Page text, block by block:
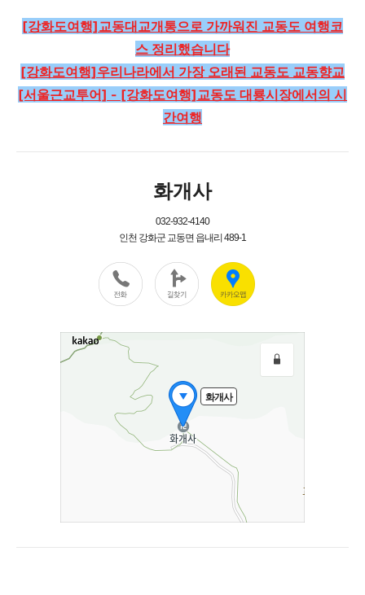
[강화도여행]교동대교개통으로 가까워진 교동도 여행코
스 정리했습니다
[강화도여행]우리나라에서 가장 오래된 교동도 교동향교
[서울근교투어] - [강화도여행]교동도 대룡시장에서의 시
간여행